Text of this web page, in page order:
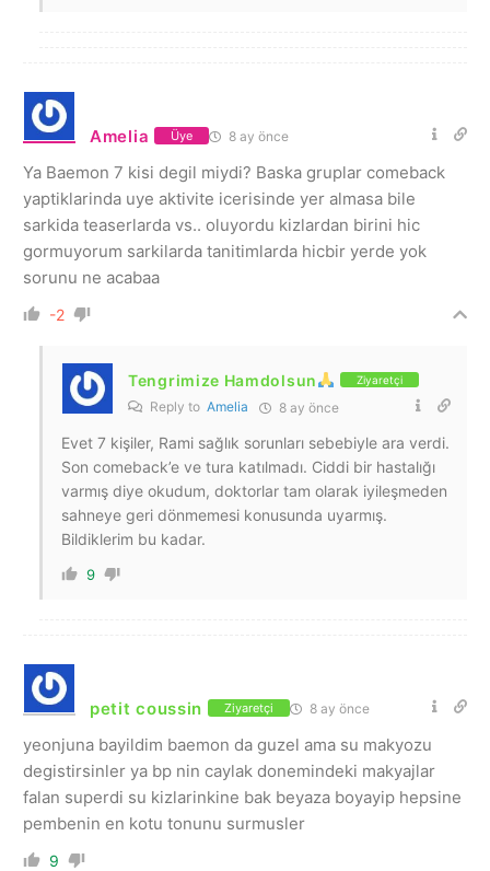
Amelia Üye 8 ay önce
Ya Baemon 7 kisi degil miydi? Baska gruplar comeback
yaptiklarinda uye aktivite icerisinde yer almasa bile
sarkida teaserlarda vs.. oluyordu kizlardan birini hic
gormuyorum sarkilarda tanitimlarda hicbir yerde yok
sorunu ne acabaa
-2
Tengrimize Hamdolsun Ziyaretçi
Reply to Amelia 8 ay önce
Evet 7 kişiler, Rami sağlık sorunları sebebiyle ara verdi.
Son comeback’e ve tura katılmadı. Ciddi bir hastalığı
varmış diye okudum, doktorlar tam olarak iyileşmeden
sahneye geri dönmemesi konusunda uyarmış.
Bildiklerim bu kadar.
9
petit coussin Ziyaretçi 8 ay önce
yeonjuna bayildim baemon da guzel ama su makyozu
degistirsinler ya bp nin caylak donemindeki makyajlar
falan superdi su kizlarinkine bak beyaza boyayip hepsine
pembenin en kotu tonunu surmusler
9